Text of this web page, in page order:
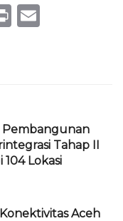
P
Pembangunan
Tahap II
Lokasi
Aceh